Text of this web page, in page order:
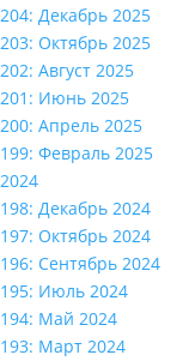
204: Декабрь 2025
203: Октябрь 2025
202: Август 2025
201: Июнь 2025
200: Апрель 2025
199: Февраль 2025
2024
198: Декабрь 2024
197: Октябрь 2024
196: Сентябрь 2024
195: Июль 2024
194: Май 2024
193: Март 2024